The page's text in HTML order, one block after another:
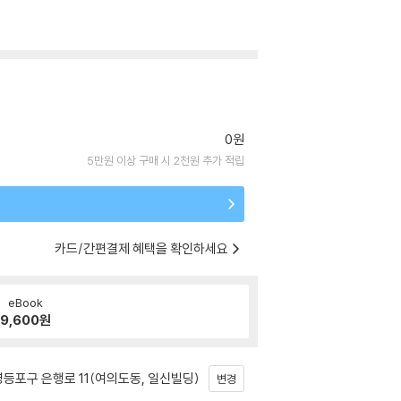
0원
5만원 이상 구매 시 2천원 추가 적립
카드/간편결제 혜택을 확인하세요
eBook
9,600원
포구 은행로 11(여의도동, 일신빌딩) 변경